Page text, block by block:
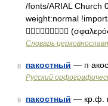
/fonts/ARIAL Church
weight:normal

Словарь
8 пакостный — п
Русский
9 пакостный — кр.ф.